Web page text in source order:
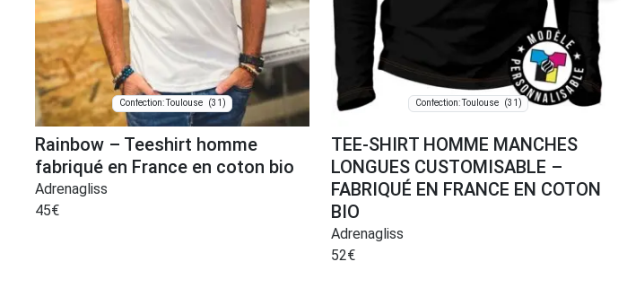
Confection: Toulouse (31)
Rainbow – Teeshirt homme
fabriqué en France en coton bio
Adrenagliss
45€
Confection: Toulouse (31)
TEE-SHIRT HOMME MANCHES
LONGUES CUSTOMISABLE –
FABRIQUÉ EN FRANCE EN COTON
BIO
Adrenagliss
52€